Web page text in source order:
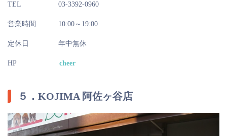
TEL 03-3392-0960
営業時間 10:00～19:00
定休日 年中無休
HP cheer
５．KOJIMA 阿佐ヶ谷店